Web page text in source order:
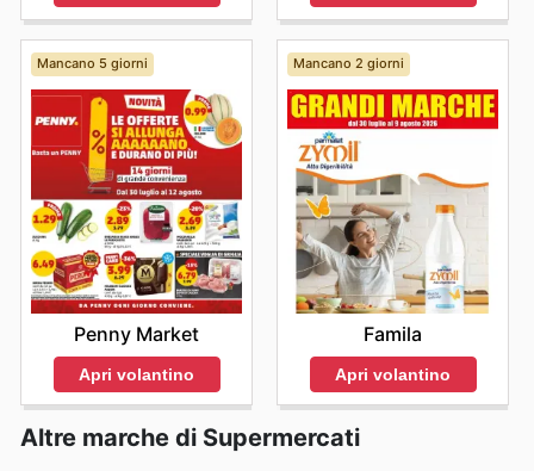
Mancano 5 giorni
Penny Market
Apri volantino
Mancano 2 giorni
Famila
Apri volantino
Altre marche di Supermercati